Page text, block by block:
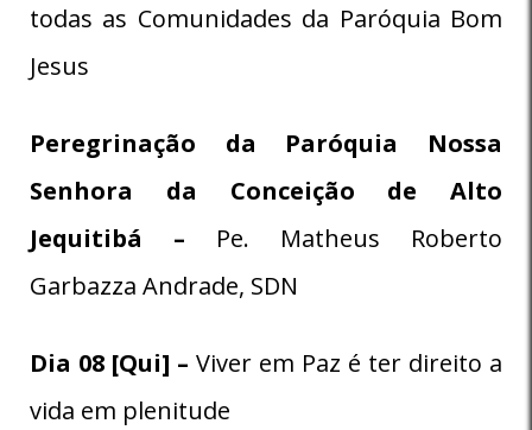
todas as Comunidades da Paróquia Bom
Jesus
Peregrinação da Paróquia Nossa
Senhora da Conceição de Alto
Jequitibá – Pe. Matheus Roberto
Garbazza Andrade, SDN
Dia 08 [Qui] – Viver em Paz é ter direito a
vida em plenitude